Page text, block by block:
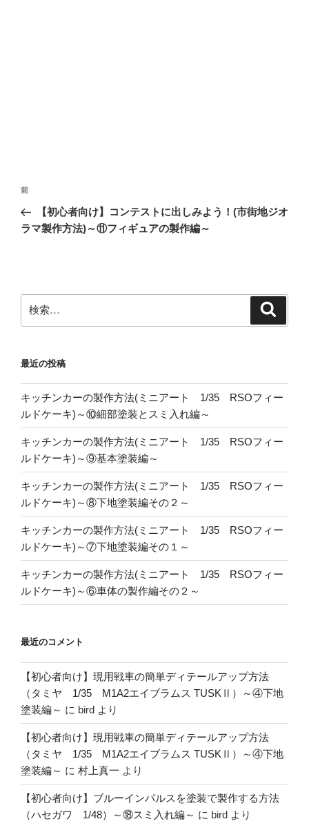
投
ナ
シ
ョ
前
の
投
前
【初心者向け】コンテストに出しみよう！(市街地ジオ
ラマ製作方法)～⑪フィギュアの製作編～
索:
最近の投稿
キッチンカーの製作方法(ミニアート 1/35 RSOフィー
ルドケーキ)～⑩細部塗装とスミ入れ編～
キッチンカーの製作方法(ミニアート 1/35 RSOフィー
ルドケーキ)～⑨基本塗装編～
キッチンカーの製作方法(ミニアート 1/35 RSOフィー
ルドケーキ)～⑧下地塗装編その２～
キッチンカーの製作方法(ミニアート 1/35 RSOフィー
ルドケーキ)～⑦下地塗装編その１～
キッチンカーの製作方法(ミニアート 1/35 RSOフィー
ルドケーキ)～⑥車体の製作編その２～
最近のコメント
【初心者向け】現用戦車の簡単ディテールアップ方法
（タミヤ 1/35 M1A2エイブラムス TUSKⅡ）～④下地
塗装編～ に bird より
【初心者向け】現用戦車の簡単ディテールアップ方法
（タミヤ 1/35 M1A2エイブラムス TUSKⅡ）～④下地
塗装編～ に 村上真一 より
【初心者向け】ブルーインパルスを塗装で製作する方法
（ハセガワ 1/48）～⑱スミ入れ編～ に bird より